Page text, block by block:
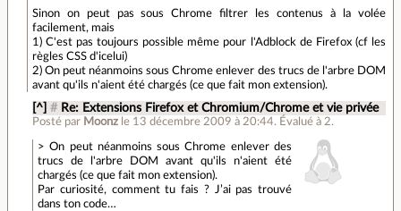
Sinon on peut pas sous Chrome filtrer les contenus à la volée
facilement, mais
1) C'est pas toujours possible même pour l'Adblock de Firefox (cf les
règles CSS d'icelui)
2) On peut néanmoins sous Chrome enlever des trucs de l'arbre DOM
avant qu'ils n'aient été chargés (ce que fait mon extension).
[^] # Re: Extensions Firefox et Chromium/Chrome et vie privée
Posté par Moonz le 13 décembre 2009 à 20:44. Évalué à 2.
> On peut néanmoins sous Chrome enlever des
trucs de l'arbre DOM avant qu'ils n'aient été
chargés (ce que fait mon extension).
Par curiosité, comment tu fais ? J’ai pas trouvé
dans ton code…